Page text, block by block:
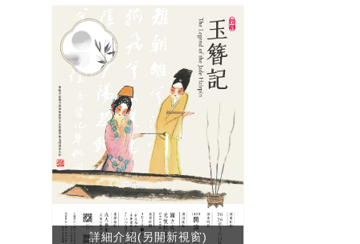
詳細介紹(另開新視窗)